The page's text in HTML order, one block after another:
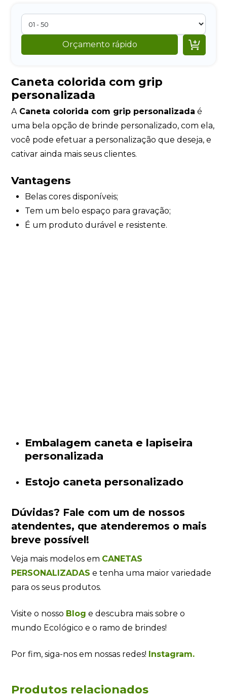
Orçamento rápido 
Caneta colorida com grip
personalizada
A Caneta colorida com grip personalizada é
uma bela opção de brinde personalizado, com ela,
você pode efetuar a personalização que deseja, e
cativar ainda mais seus clientes.
Vantagens
Belas cores disponíveis;
Tem um belo espaço para gravação;
É um produto durável e resistente.
Embalagem caneta e lapiseira
personalizada
Estojo caneta personalizado
Dúvidas? Fale com um de nossos
atendentes, que atenderemos o mais
breve possível!
Veja mais modelos em CANETAS
PERSONALIZADAS e tenha uma maior variedade
para os seus produtos.
Visite o nosso Blog e descubra mais sobre o
mundo Ecológico e o ramo de brindes!
Por fim, siga-nos em nossas redes! Instagram.
Produtos relacionados